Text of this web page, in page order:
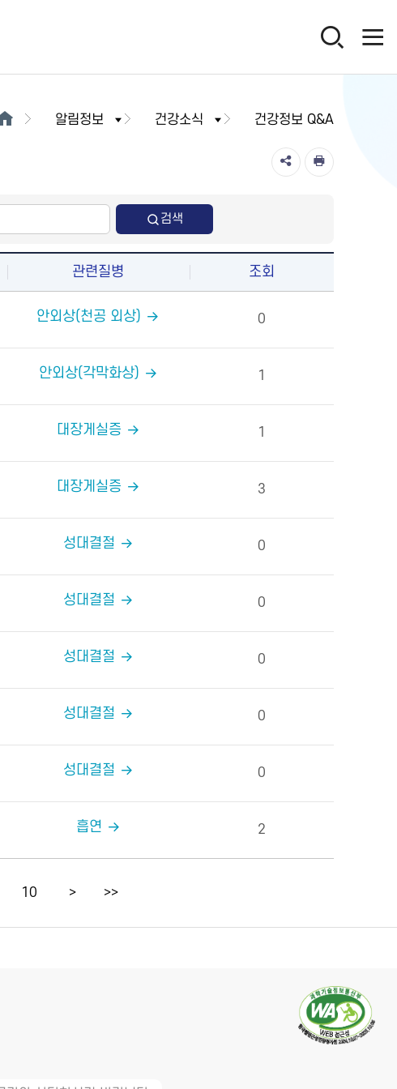
알림정보 건강소식 건강정보 Q&A
검색
관련질병 조회
안외상(천공 외상) 0
안외상(각막화상) 1
대장게실증 1
대장게실증 3
성대결절 0
성대결절 0
성대결절 0
성대결절 0
성대결절 0
흡연 2
10 > >>